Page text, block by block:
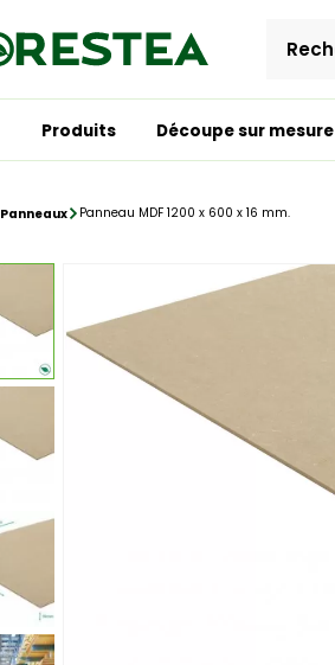
Produits Découpe sur mesure
Panneaux Panneau MDF 1200 x 600 x 16 mm.